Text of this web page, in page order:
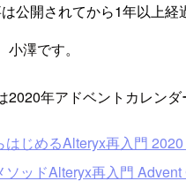
公開されてから1年以上経
澤です。
2020年アドベントカレン
はじめるAlteryx再入門
ソッドAlteryx再入門